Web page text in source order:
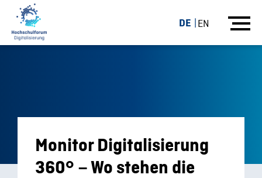
DE EN
Monitor Digitalisierung
360° – Wo stehen die